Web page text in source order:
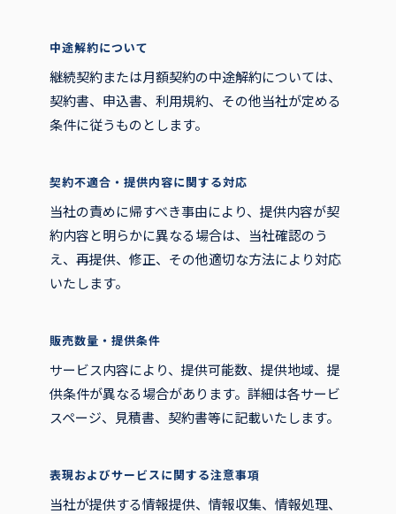
中途解約について
継続契約または月額契約の中途解約については、
契約書、申込書、利用規約、その他当社が定める
条件に従うものとします。
契約不適合・提供内容に関する対応
当社の責めに帰すべき事由により、提供内容が契
約内容と明らかに異なる場合は、当社確認のう
え、再提供、修正、その他適切な方法により対応
いたします。
販売数量・提供条件
サービス内容により、提供可能数、提供地域、提
供条件が異なる場合があります。詳細は各サービ
スページ、見積書、契約書等に記載いたします。
表現およびサービスに関する注意事項
当社が提供する情報提供、情報収集、情報処理、